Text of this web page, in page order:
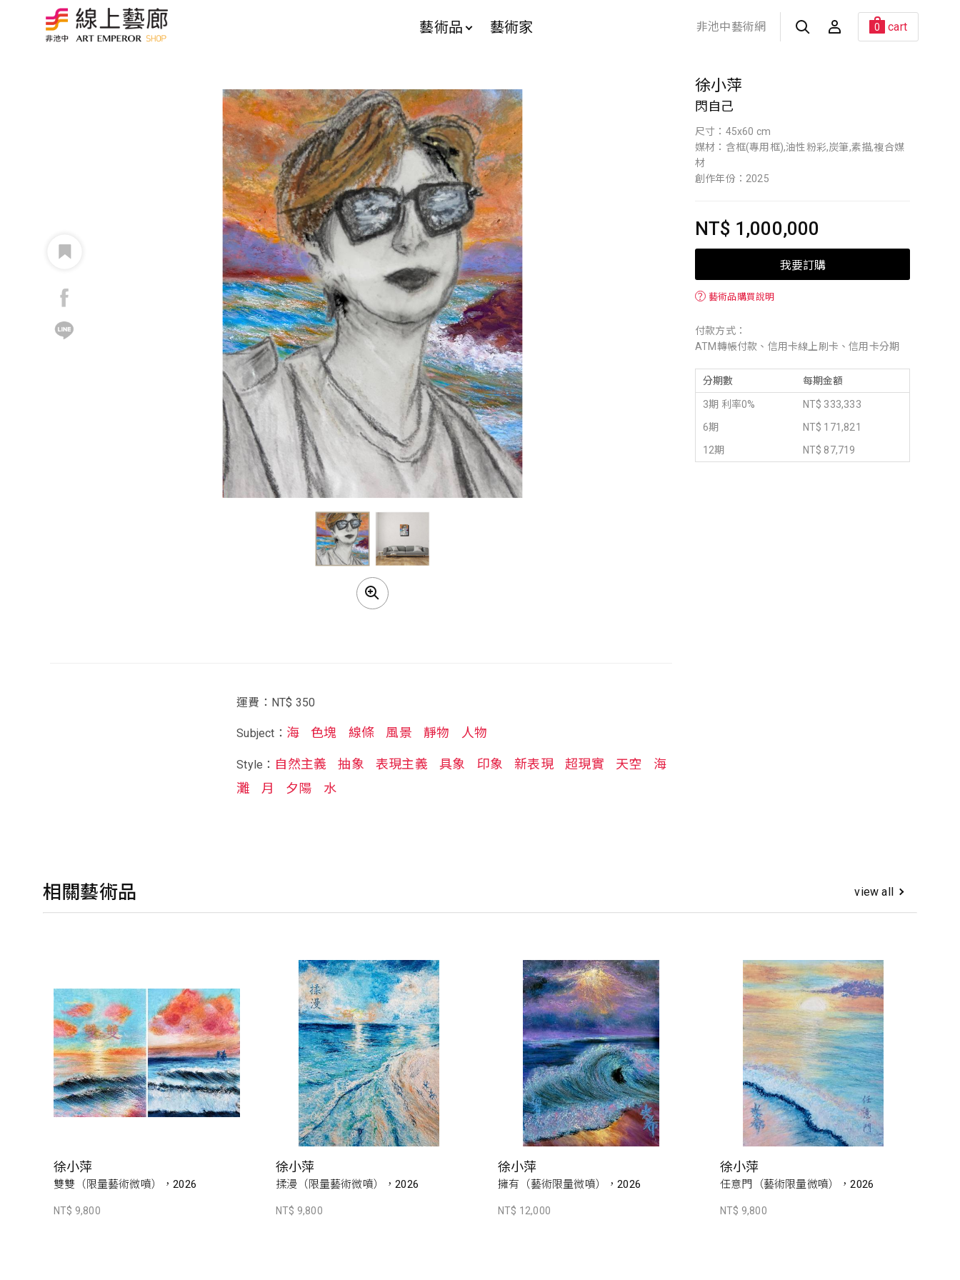
藝術品 藝術家 非池中藝術網 0 cart
徐小萍
閃自己
尺寸：45x60 cm
媒材：含框(專用框),油性粉彩,炭筆,素描,複合媒
材
創作年份：2025
NT$ 1,000,000
我要訂購
？ 藝術品購買說明
付款方式：
ATM轉帳付款、信用卡線上刷卡、信用卡分期
分期數 每期金額
3期 利率0%
NT$ 333,333
6期
NT$ 171,821
12期
NT$ 87,719
運費：NT$ 350
Subject： 海 色塊 線條 風景 靜物 人物
Style： 自然主義 抽象 表現主義 具象 印象 新表現 超現實 天空
海
灘
月 夕陽 水
相關藝術品 view all
徐小萍
雙雙（限量藝術微噴），2026
NT$ 9,800
徐小萍
揉漫（限量藝術微噴），2026
NT$ 9,800
徐小萍
擁有（藝術限量微噴），2026
NT$ 12,000
徐小萍
任意門（藝術限量微噴），2026
NT$ 9,800